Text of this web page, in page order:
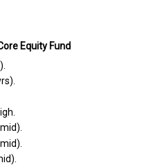
Equity Fund